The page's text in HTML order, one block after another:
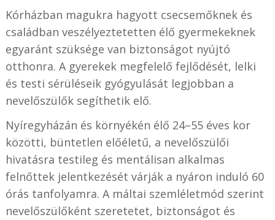
Kórházban magukra hagyott csecsemőknek és
családban veszélyeztetetten élő gyermekeknek
egyaránt szüksége van biztonságot nyújtó
otthonra. A gyerekek megfelelő fejlődését, lelki
és testi sérüléseik gyógyulását legjobban a
nevelőszülők segíthetik elő.
Nyíregyházán és környékén élő 24–55 éves kor
közötti, büntetlen előéletű, a nevelőszülői
hivatásra testileg és mentálisan alkalmas
felnőttek jelentkezését várják a nyáron induló 60
órás tanfolyamra. A máltai szemléletmód szerint
nevelőszülőként szeretetet, biztonságot és